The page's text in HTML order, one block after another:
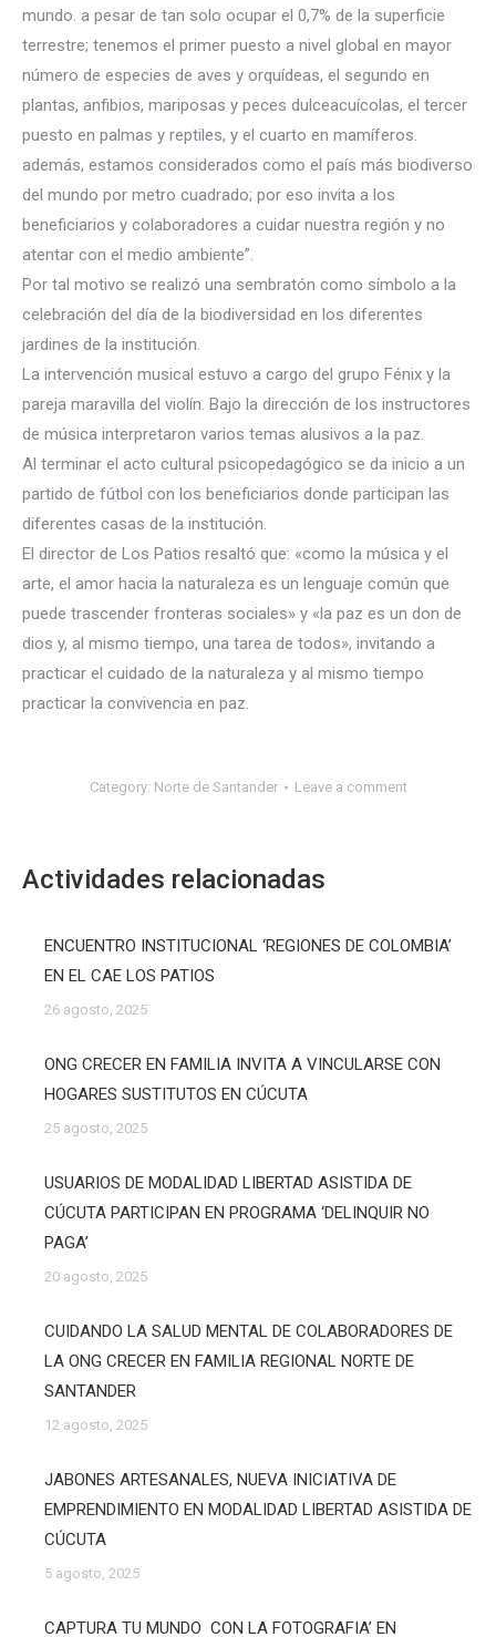
mundo. a pesar de tan solo ocupar el 0,7% de la superficie
terrestre; tenemos el primer puesto a nivel global en mayor
número de especies de aves y orquídeas, el segundo en
plantas, anfibios, mariposas y peces dulceacuícolas, el tercer
puesto en palmas y reptiles, y el cuarto en mamíferos.
además, estamos considerados como el país más biodiverso
del mundo por metro cuadrado; por eso invita a los
beneficiarios y colaboradores a cuidar nuestra región y no
atentar con el medio ambiente”.
Por tal motivo se realizó una sembratón como símbolo a la
celebración del día de la biodiversidad en los diferentes
jardines de la institución.
La intervención musical estuvo a cargo del grupo Fénix y la
pareja maravilla del violín. Bajo la dirección de los instructores
de música interpretaron varios temas alusivos a la paz.
Al terminar el acto cultural psicopedagógico se da inicio a un
partido de fútbol con los beneficiarios donde participan las
diferentes casas de la institución.
El director de Los Patios resaltó que: «como la música y el
arte, el amor hacia la naturaleza es un lenguaje común que
puede trascender fronteras sociales» y «la paz es un don de
dios y, al mismo tiempo, una tarea de todos», invitando a
practicar el cuidado de la naturaleza y al mismo tiempo
practicar la convivencia en paz.
Category: Norte de Santander Leave a comment
Actividades relacionadas
ENCUENTRO INSTITUCIONAL ‘REGIONES DE COLOMBIA’
EN EL CAE LOS PATIOS
26 agosto, 2025
ONG CRECER EN FAMILIA INVITA A VINCULARSE CON
HOGARES SUSTITUTOS EN CÚCUTA
25 agosto, 2025
USUARIOS DE MODALIDAD LIBERTAD ASISTIDA DE
CÚCUTA PARTICIPAN EN PROGRAMA ‘DELINQUIR NO
PAGA’
20 agosto, 2025
CUIDANDO LA SALUD MENTAL DE COLABORADORES DE
LA ONG CRECER EN FAMILIA REGIONAL NORTE DE
SANTANDER
12 agosto, 2025
JABONES ARTESANALES, NUEVA INICIATIVA DE
EMPRENDIMIENTO EN MODALIDAD LIBERTAD ASISTIDA DE
CÚCUTA
5 agosto, 2025
CAPTURA TU MUNDO CON LA FOTOGRAFIA’ EN